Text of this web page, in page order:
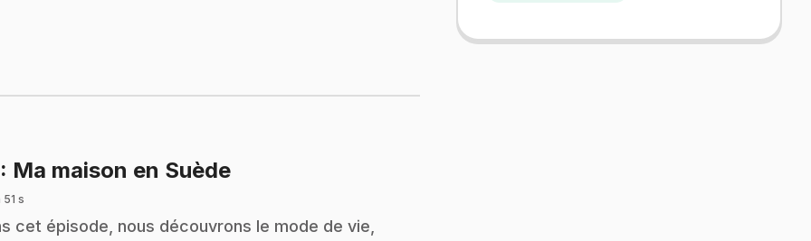
: Ma maison en Suède.
51 s
cet épisode, nous découvrons le mode de vie,